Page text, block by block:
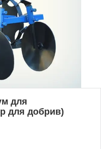
для
для добрив)